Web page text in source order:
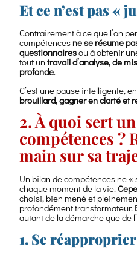
Et ce n’est pas «
Contrairement à ce que l’on
compétences ne se résume
questionnairesou à obtenir
tout untravail d’analyse, de
profonde.
C’est une pause intelligente,
brouillard, gagner en clarté et
2. À quoi sert
compétences ?
main sur sa
Un bilan de compétences ne
chaque moment de la vie.
choisi, bien mené et
profondément transformateur.
autant de la démarche que de
1. Se